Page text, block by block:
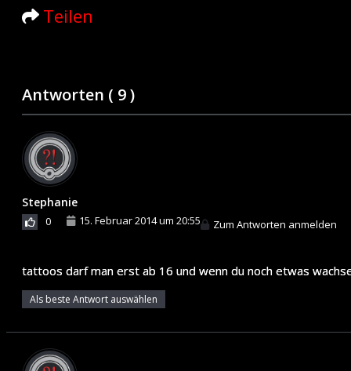
Teilen
Antworten ( 9)
Stephanie
0 15. Februar 2014 um 20:55 Zum Antworten anmelden
tattoos darf man erst ab 16 und wenn du noch etwas
Als beste Antwort auswählen